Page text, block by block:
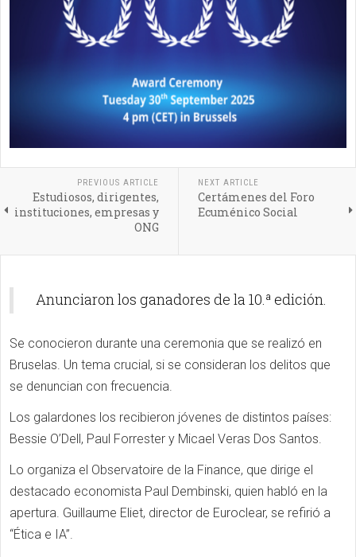
PREVIOUS ARTICLE
Estudiosos, dirigentes,
instituciones, empresas y
ONG
NEXT ARTICLE
Certámenes del Foro
Ecuménico Social
Anunciaron los ganadores de la 10.ª edición.
Se conocieron durante una ceremonia que se realizó en
Bruselas. Un tema crucial, si se consideran los delitos que
se denuncian con frecuencia.
Los galardones los recibieron jóvenes de distintos países:
Bessie O’Dell, Paul Forrester y Micael Veras Dos Santos.
Lo organiza el Observatoire de la Finance, que dirige el
destacado economista Paul Dembinski, quien habló en la
apertura. Guillaume Eliet, director de Euroclear, se refirió a
“Ética e IA”.